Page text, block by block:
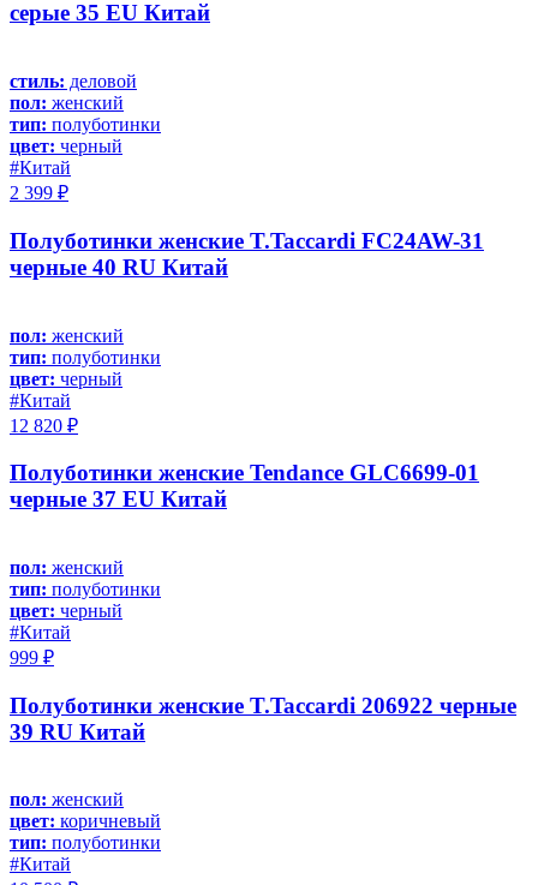
серые 35 EU Китай
стиль: деловой
пол: женский
тип: полуботинки
цвет: черный
#Китай
2 399 ₽
Полуботинки женские T.Taccardi FC24AW-31
черные 40 RU Китай
пол: женский
тип: полуботинки
цвет: черный
#Китай
12 820 ₽
Полуботинки женские Tendance GLC6699-01
черные 37 EU Китай
пол: женский
тип: полуботинки
цвет: черный
#Китай
999 ₽
Полуботинки женские T.Taccardi 206922 черные
39 RU Китай
пол: женский
цвет: коричневый
тип: полуботинки
#Китай